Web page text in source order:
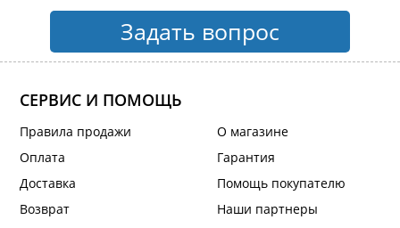
Задать вопрос
СЕРВИС И ПОМОЩЬ
Правила продажи
Оплата
Доставка
Возврат
О магазине
Гарантия
Помощь покупателю
Наши партнеры